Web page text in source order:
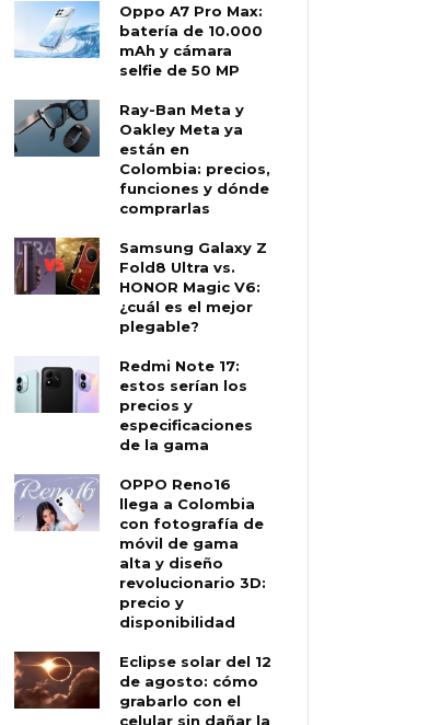
Oppo A7 Pro Max:
batería de 10.000
mAh y cámara
selfie de 50 MP
Ray-Ban Meta y
Oakley Meta ya
están en
Colombia: precios,
funciones y dónde
comprarlas
Samsung Galaxy Z
Fold8 Ultra vs.
HONOR Magic V6:
¿cuál es el mejor
plegable?
Redmi Note 17:
estos serían los
precios y
especificaciones
de la gama
OPPO Reno16
llega a Colombia
con fotografía de
móvil de gama
alta y diseño
revolucionario 3D:
precio y
disponibilidad
Eclipse solar del 12
de agosto: cómo
grabarlo con el
celular sin dañar la